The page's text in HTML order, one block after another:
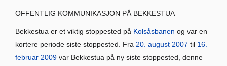
OFFENTLIG KOMMUNIKASJON PÅ BEKKESTUA
Bekkestua er et viktig stoppested på Kolsåsbanen og var en
kortere periode siste stoppested. Fra 20. august 2007 til 16.
februar 2009 var Bekkestua på ny siste stoppested, denne